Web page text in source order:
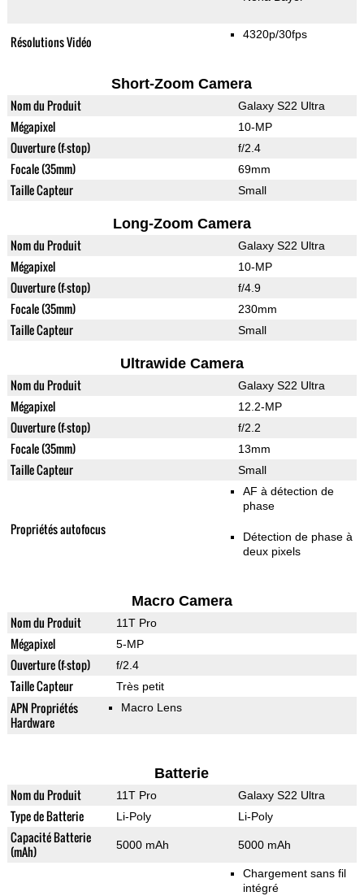
Résolutions Vidéo 4320p/30fps
Short-Zoom Camera
Nom du Produit Galaxy S22 Ultra
Mégapixel 10-MP
Ouverture (f-stop) f/2.4
Focale (35mm) 69mm
Taille Capteur Small
Long-Zoom Camera
Nom du Produit Galaxy S22 Ultra
Mégapixel 10-MP
Ouverture (f-stop) f/4.9
Focale (35mm) 230mm
Taille Capteur Small
Ultrawide Camera
Nom du Produit Galaxy S22 Ultra
Mégapixel 12.2-MP
Ouverture (f-stop) f/2.2
Focale (35mm) 13mm
Taille Capteur Small
Propriétés autofocus
AF à détection de
phase
Détection de phase à
deux pixels
Macro Camera
Nom du Produit 11T Pro
Mégapixel 5-MP
Ouverture (f-stop) f/2.4
Taille Capteur Très petit
APN Propriétés
Hardware
Macro Lens
Batterie
Nom du Produit 11T Pro Galaxy S22 Ultra
Type de Batterie Li-Poly Li-Poly
Capacité Batterie
(mAh)
5000 mAh 5000 mAh
Chargement sans fil
intégré